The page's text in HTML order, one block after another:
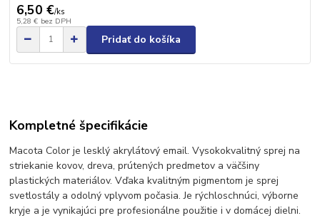
6,50 €/ks
5,28 € bez DPH
Pridať do košíka
Kompletné špecifikácie
Macota Color je lesklý akrylátový email. Vysokokvalitný sprej na
striekanie kovov, dreva, prútených predmetov a väčšiny
plastických materiálov. Vďaka kvalitným pigmentom je sprej
svetlostály a odolný vplyvom počasia. Je rýchloschnúci, výborne
kryje a je vynikajúci pre profesionálne použitie i v domácej dielni.